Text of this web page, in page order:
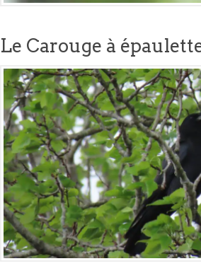
Le Carouge à